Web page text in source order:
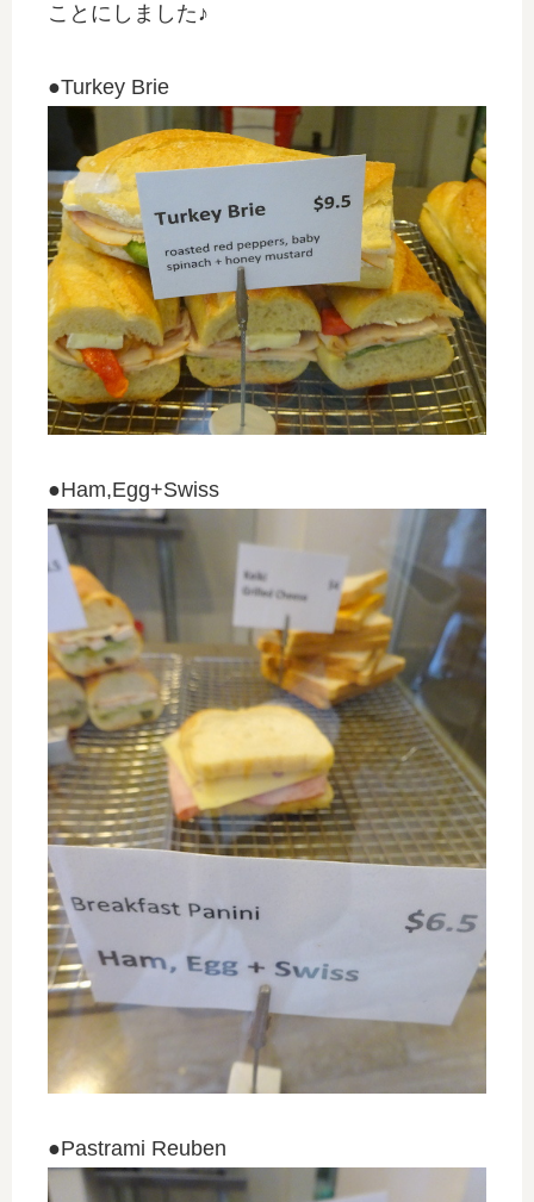
ことにしました♪
●Turkey Brie
●Ham,Egg+Swiss
●Pastrami Reuben